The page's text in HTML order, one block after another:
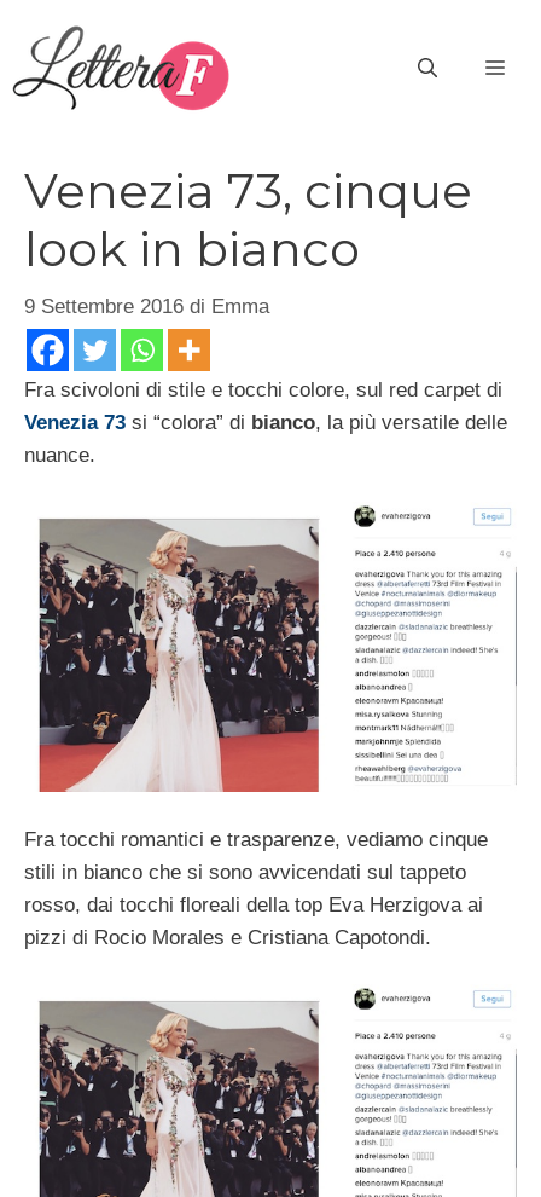
contenuto
Venezia 73, cinque
look in bianco
9 Settembre 2016 di Emma
Fra scivoloni di stile e tocchi colore, sul red carpet di
Venezia 73 si “colora” di bianco, la più versatile delle
nuance.
Fra tocchi romantici e trasparenze, vediamo cinque
stili in bianco che si sono avvicendati sul tappeto
rosso, dai tocchi floreali della top Eva Herzigova ai
pizzi di Rocio Morales e Cristiana Capotondi.